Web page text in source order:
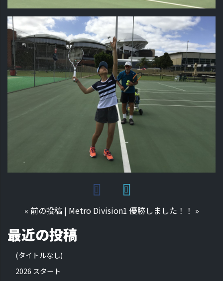
« 前の投稿| Metro Division1 優勝しました！！ »
最近の投稿
(タイトルなし)
2026 スタート